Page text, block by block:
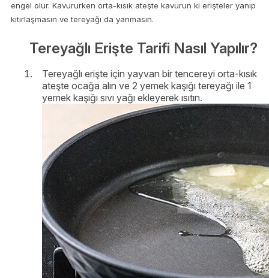
engel olur. Kavururken orta-kısık ateşte kavurun ki erişteler yanıp
kıtırlaşmasın ve tereyağı da yanmasın.
Tereyağlı Erişte Tarifi Nasıl Yapılır?
Tereyağlı erişte için yayvan bir tencereyi orta-kısık
ateşte ocağa alın ve 2 yemek kaşığı tereyağı ile 1
yemek kaşığı sıvı yağı ekleyerek ısıtın.